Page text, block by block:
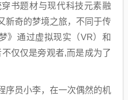
书题材与现代科技元素融
新奇的梦境之旅，不同于传
》通过虚拟现实（VR）和
仅仅是旁观者,而是成为了
序员小李，在一次偶然的机